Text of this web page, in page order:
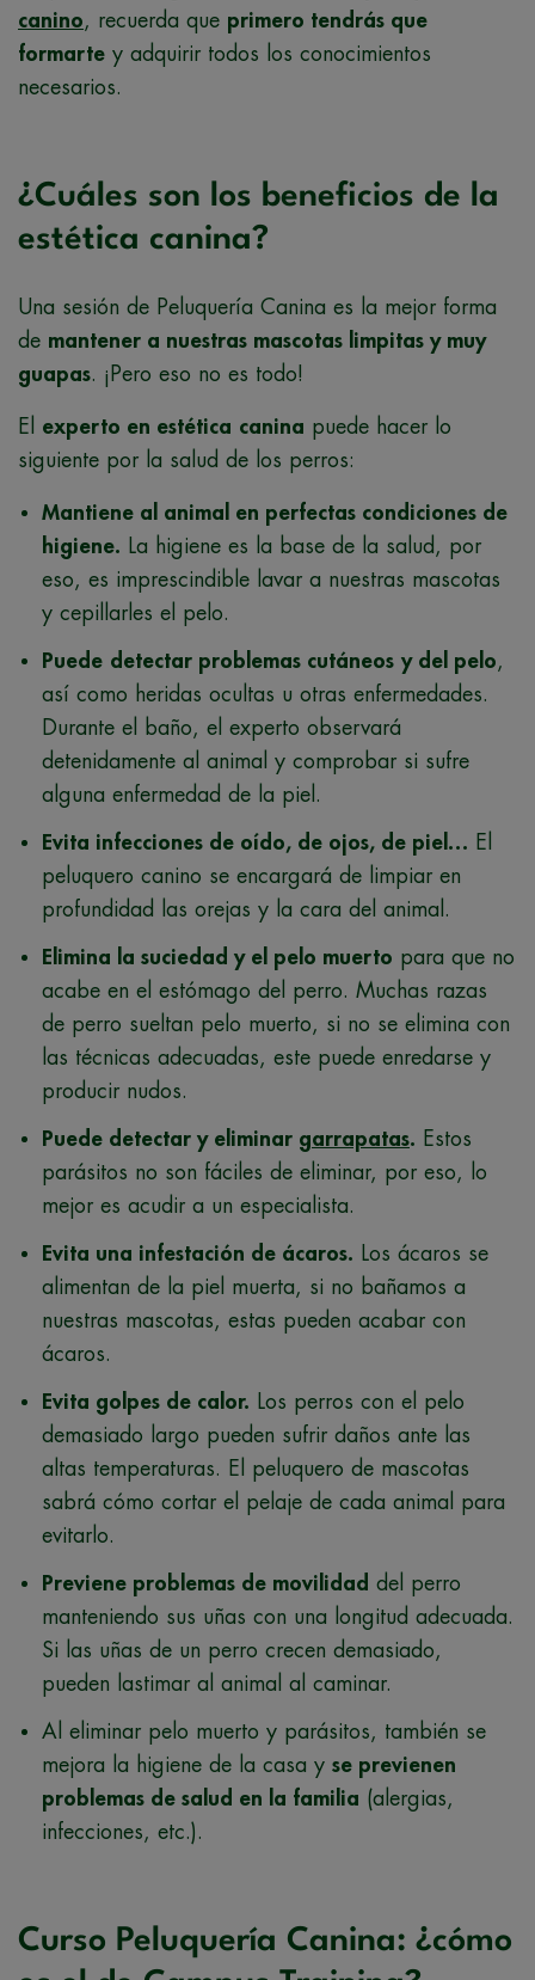
canino, recuerda que primero tendrás que
formarte y adquirir todos los conocimientos
necesarios.
¿Cuáles son los beneficios de la
estética canina?
Una sesión de Peluquería Canina es la mejor forma
de mantener a nuestras mascotas limpitas y muy
guapas. ¡Pero eso no es todo!
El experto en estética canina puede hacer lo
siguiente por la salud de los perros:
Mantiene al animal en perfectas condiciones de
higiene. La higiene es la base de la salud, por
eso, es imprescindible lavar a nuestras mascotas
y cepillarles el pelo.
Puede detectar problemas cutáneos y del pelo,
así como heridas ocultas u otras enfermedades.
Durante el baño, el experto observará
detenidamente al animal y comprobar si sufre
alguna enfermedad de la piel.
Evita infecciones de oído, de ojos, de piel… El
peluquero canino se encargará de limpiar en
profundidad las orejas y la cara del animal.
Elimina la suciedad y el pelo muerto para que no
acabe en el estómago del perro. Muchas razas
de perro sueltan pelo muerto, si no se elimina con
las técnicas adecuadas, este puede enredarse y
producir nudos.
Puede detectar y eliminar garrapatas. Estos
parásitos no son fáciles de eliminar, por eso, lo
mejor es acudir a un especialista.
Evita una infestación de ácaros. Los ácaros se
alimentan de la piel muerta, si no bañamos a
nuestras mascotas, estas pueden acabar con
ácaros.
Evita golpes de calor. Los perros con el pelo
demasiado largo pueden sufrir daños ante las
altas temperaturas. El peluquero de mascotas
sabrá cómo cortar el pelaje de cada animal para
evitarlo.
Previene problemas de movilidad del perro
manteniendo sus uñas con una longitud adecuada.
Si las uñas de un perro crecen demasiado,
pueden lastimar al animal al caminar.
Al eliminar pelo muerto y parásitos, también se
mejora la higiene de la casa y se previenen
problemas de salud en la familia (alergias,
infecciones, etc.).
Curso Peluquería Canina: ¿cómo